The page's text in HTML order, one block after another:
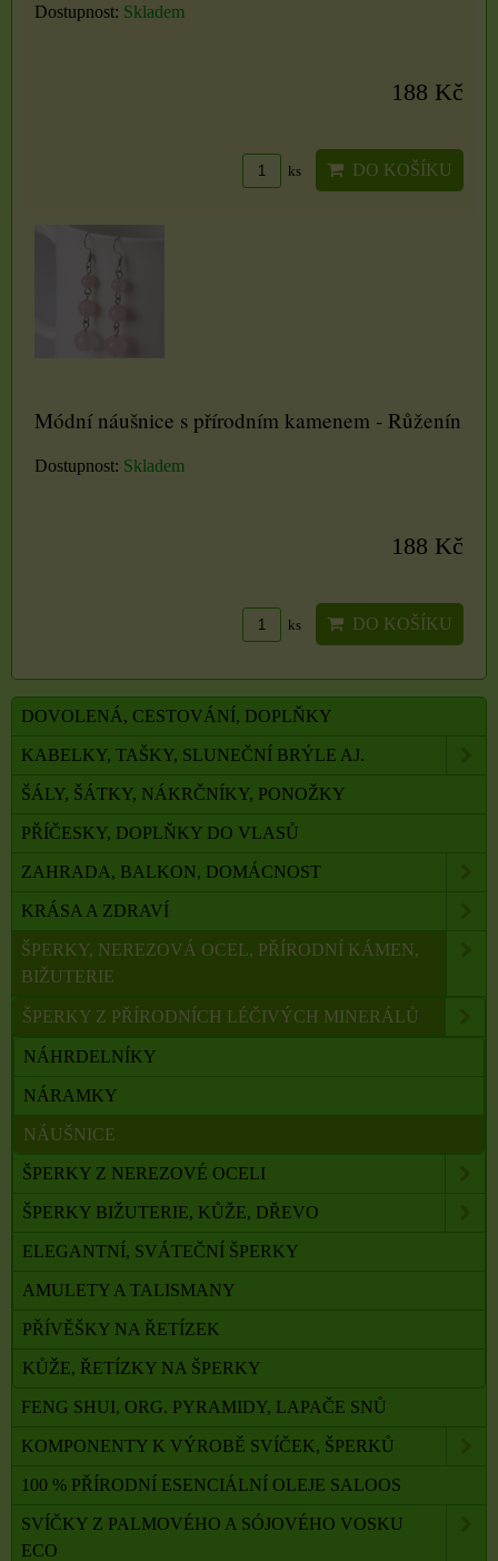
Dostupnost: Skladem
188 Kč
ks DO KOŠÍKU
Módní náušnice s přírodním kamenem - Růženín
Dostupnost: Skladem
188 Kč
ks DO KOŠÍKU
DOVOLENÁ, CESTOVÁNÍ, DOPLŇKY
KABELKY, TAŠKY, SLUNEČNÍ BRÝLE AJ.
ŠÁLY, ŠÁTKY, NÁKRČNÍKY, PONOŽKY
PŘÍČESKY, DOPLŇKY DO VLASŮ
ZAHRADA, BALKON, DOMÁCNOST
KRÁSA A ZDRAVÍ
ŠPERKY, NEREZOVÁ OCEL, PŘÍRODNÍ KÁMEN,
BIŽUTERIE
ŠPERKY Z PŘÍRODNÍCH LÉČIVÝCH MINERÁLŮ
NÁHRDELNÍKY
NÁRAMKY
NÁUŠNICE
ŠPERKY Z NEREZOVÉ OCELI
ŠPERKY BIŽUTERIE, KŮŽE, DŘEVO
ELEGANTNÍ, SVÁTEČNÍ ŠPERKY
AMULETY A TALISMANY
PŘÍVĚŠKY NA ŘETÍZEK
KŮŽE, ŘETÍZKY NA ŠPERKY
FENG SHUI, ORG. PYRAMIDY, LAPAČE SNŮ
KOMPONENTY K VÝROBĚ SVÍČEK, ŠPERKŮ
100 % PŘÍRODNÍ ESENCIÁLNÍ OLEJE SALOOS
SVÍČKY Z PALMOVÉHO A SÓJOVÉHO VOSKU
ECO